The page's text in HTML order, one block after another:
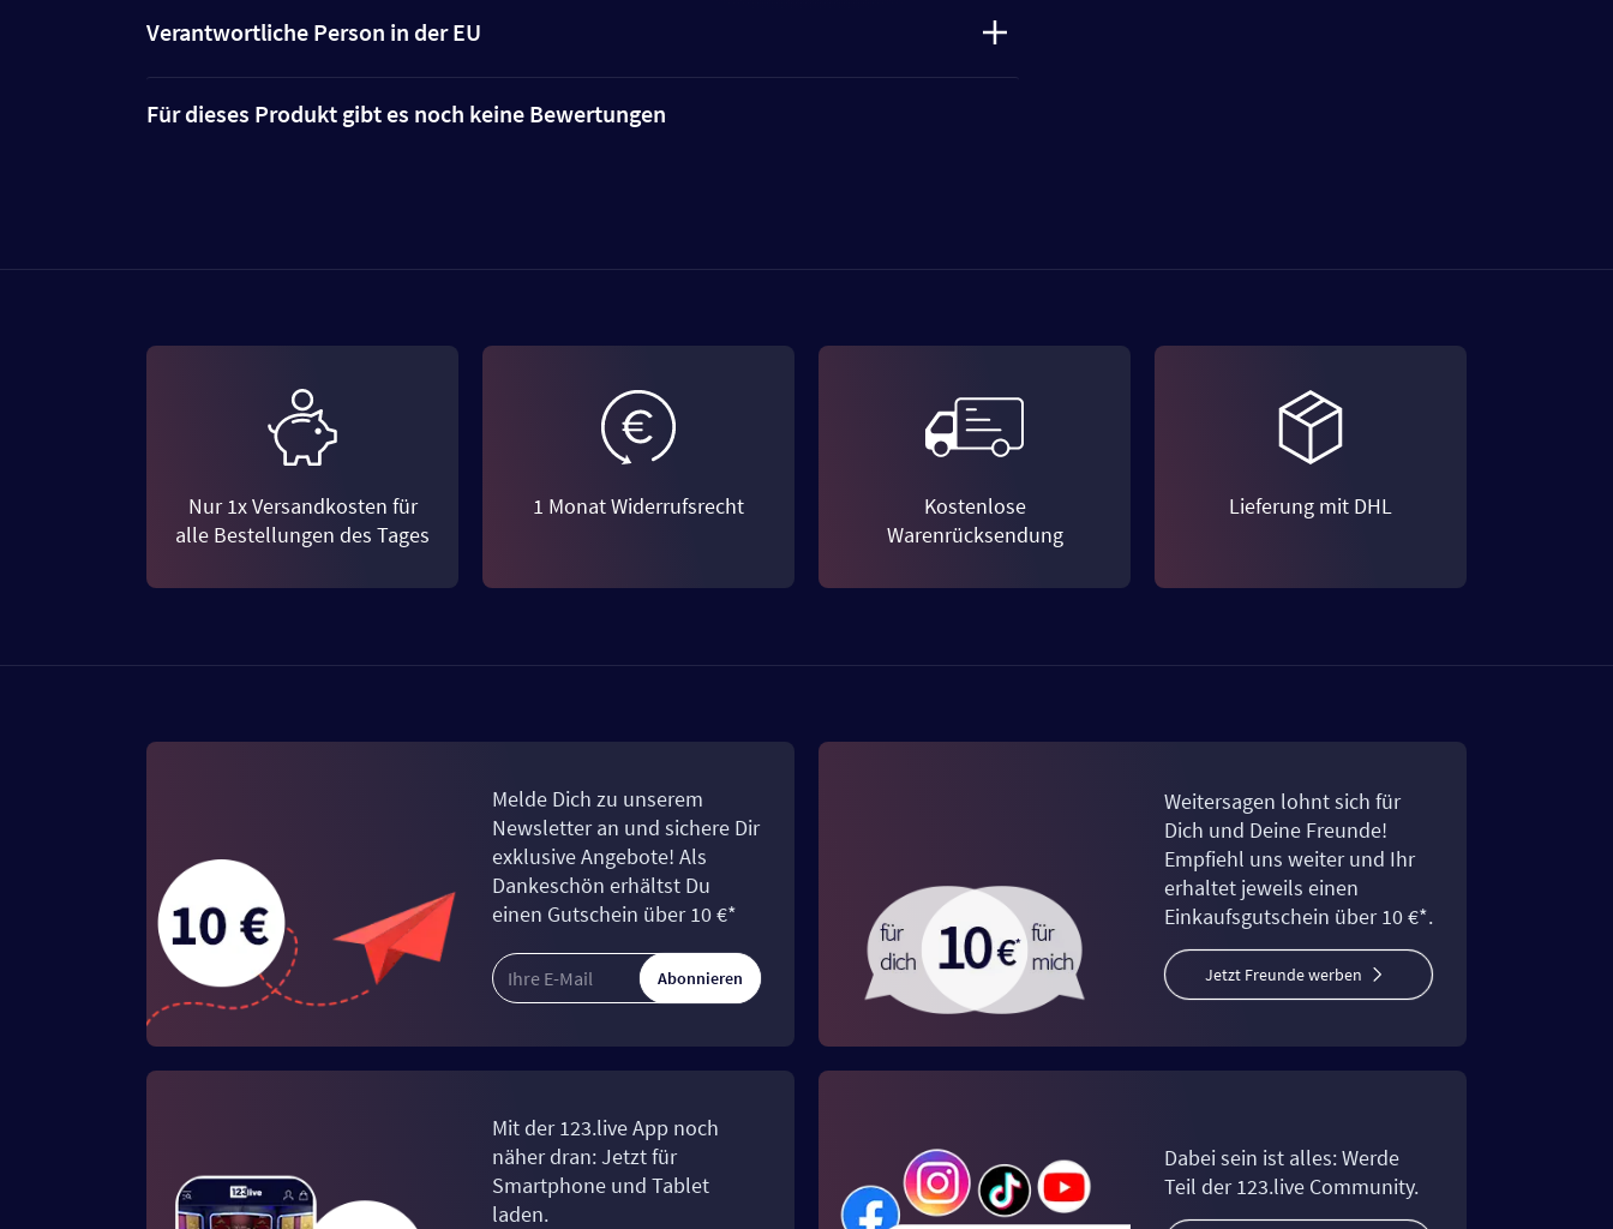
Verantwortliche Person in der EU
Für dieses Produkt gibt es noch keine Bewertungen
Nur 1x Versandkosten für
alle Bestellungen des Tages
1 Monat Widerrufsrecht
Kostenlose
Warenrücksendung
Lieferung mit DHL
Melde Dich zu unserem
Newsletter an und sichere Dir
exklusive Angebote! Als
Dankeschön erhältst Du
einen Gutschein über 10 €*
Abonnieren
Weitersagen lohnt sich für
Dich und Deine Freunde!
Empfiehl uns weiter und Ihr
erhaltet jeweils einen
Einkaufsgutschein über 10 €*.
Jetzt Freunde werben
Mit der 123.live App noch
näher dran: Jetzt für
Smartphone und Tablet
laden.
Dabei sein ist alles: Werde
Teil der 123.live Community.